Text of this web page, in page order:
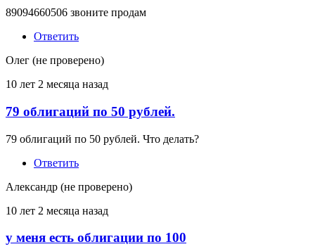
89094660506 звоните продам
Ответить
Олег (не проверено)
10 лет 2 месяца назад
79 облигаций по 50 рублей.
79 облигаций по 50 рублей. Что делать?
Ответить
Александр (не проверено)
10 лет 2 месяца назад
у меня есть облигации по 100